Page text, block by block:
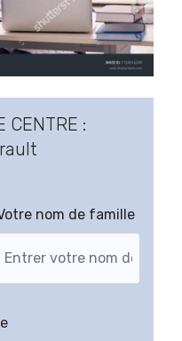
CENTRE :
nom de famille